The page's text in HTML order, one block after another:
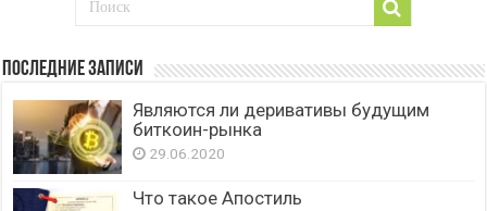
Последние записи
Являются ли деривативы будущим
биткоин-рынка
29.06.2020
Что такое Апостиль